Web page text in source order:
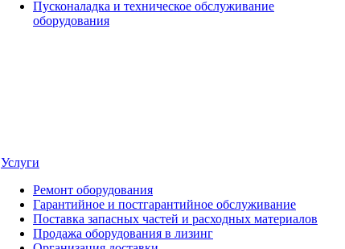
Пусконаладка и техническое обслуживание
оборудования
Услуги
Ремонт оборудования
Гарантийное и постгарантийное обслуживание
Поставка запасных частей и расходных материалов
Продажа оборудования в лизинг